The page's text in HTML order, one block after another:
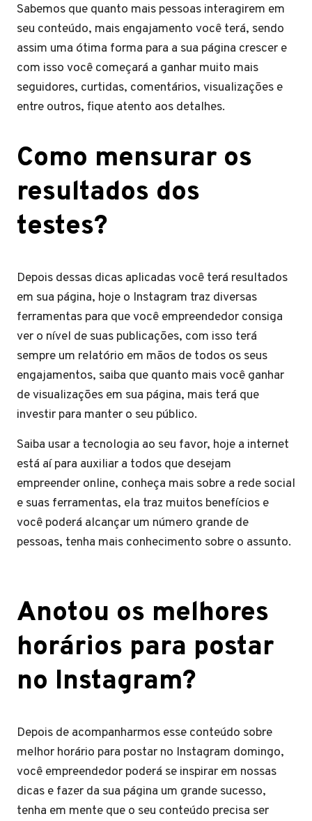
Sabemos que quanto mais pessoas interagirem em
seu conteúdo, mais engajamento você terá, sendo
assim uma ótima forma para a sua página crescer e
com isso você começará a ganhar muito mais
seguidores, curtidas, comentários, visualizações e
entre outros, fique atento aos detalhes.
Como mensurar os
resultados dos
testes?
Depois dessas dicas aplicadas você terá resultados
em sua página, hoje o Instagram traz diversas
ferramentas para que você empreendedor consiga
ver o nível de suas publicações, com isso terá
sempre um relatório em mãos de todos os seus
engajamentos, saiba que quanto mais você ganhar
de visualizações em sua página, mais terá que
investir para manter o seu público.
Saiba usar a tecnologia ao seu favor, hoje a internet
está aí para auxiliar a todos que desejam
empreender online, conheça mais sobre a rede social
e suas ferramentas, ela traz muitos benefícios e
você poderá alcançar um número grande de
pessoas, tenha mais conhecimento sobre o assunto.
Anotou os melhores
horários para postar
no Instagram?
Depois de acompanharmos esse conteúdo sobre
melhor horário para postar no Instagram domingo,
você empreendedor poderá se inspirar em nossas
dicas e fazer da sua página um grande sucesso,
tenha em mente que o seu conteúdo precisa ser